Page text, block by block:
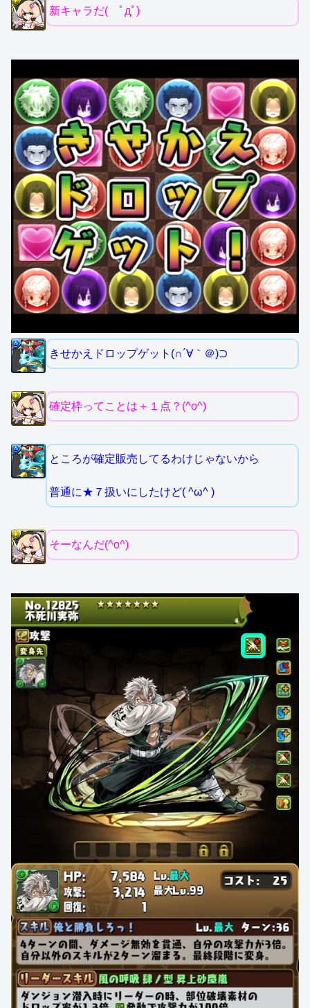
新キャラだ( ﾟдﾟ)
きせかえドロップゲット(∩´∀｀＠)⊃
確定枠ってことは＋１点？(^o^)
ところが確定販売してるわけじゃないから
普通に★７扱いにしたけど( ^ω^ )
そーなんだ(^o^)